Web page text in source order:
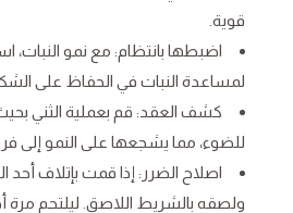
قوية.
اضبطها بانتظام: مع نمو النبات،
لمساعدة النبات في الحفاظ على
كشف العقد: قم بعملية الثني
للضوء، مما يشجعها على النمو إلى
اصلاح الضرر: إذا قمت بإتلاف أحد
ولصقه بالشريط اللاصق. ليلتحم مرة